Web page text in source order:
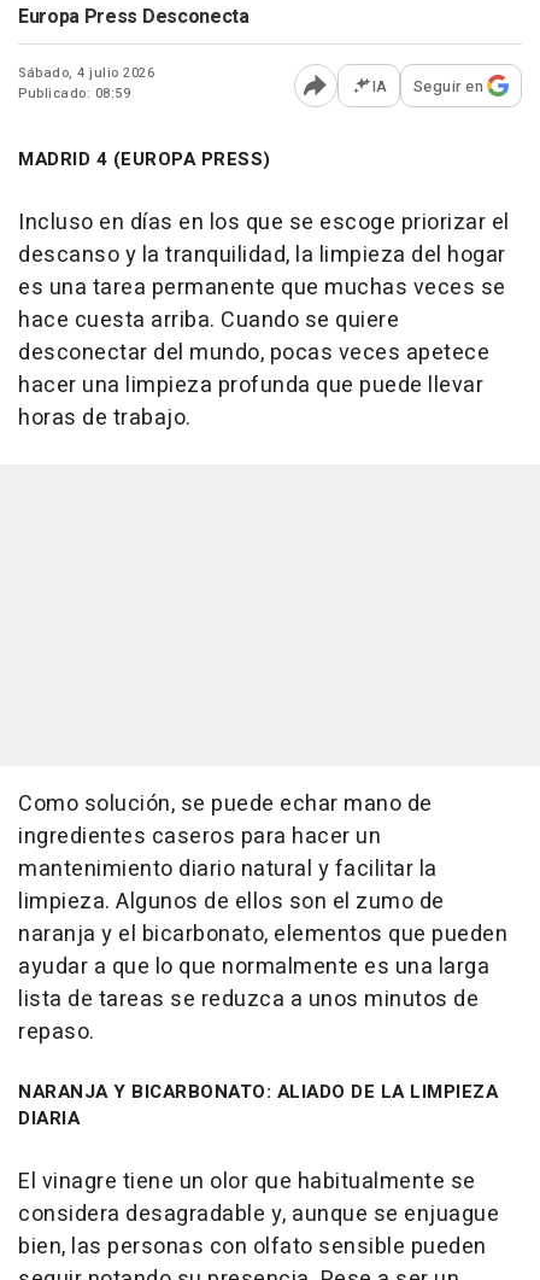
Europa Press Desconecta
Sábado, 4 julio 2026
Publicado: 08:59
Abrir opciones para
IA Seguir en
MADRID 4 (EUROPA PRESS)
Incluso en días en los que se escoge priorizar el
descanso y la tranquilidad, la limpieza del hogar
es una tarea permanente que muchas veces se
hace cuesta arriba. Cuando se quiere
desconectar del mundo, pocas veces apetece
hacer una limpieza profunda que puede llevar
horas de trabajo.
Como solución, se puede echar mano de
ingredientes caseros para hacer un
mantenimiento diario natural y facilitar la
limpieza. Algunos de ellos son el zumo de
naranja y el bicarbonato, elementos que pueden
ayudar a que lo que normalmente es una larga
lista de tareas se reduzca a unos minutos de
repaso.
NARANJA Y BICARBONATO: ALIADO DE LA LIMPIEZA
DIARIA
El vinagre tiene un olor que habitualmente se
considera desagradable y, aunque se enjuague
bien, las personas con olfato sensible pueden